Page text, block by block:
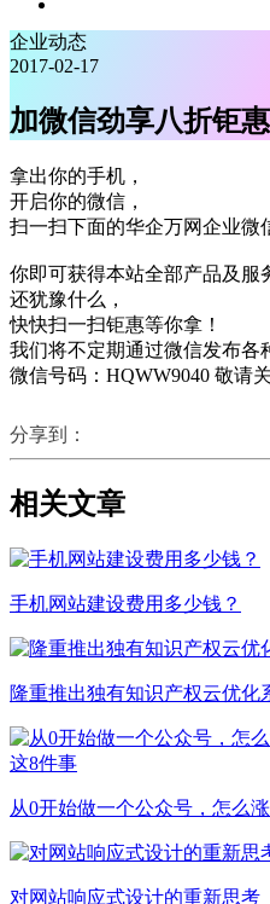
企业动态
2017-02-17
加微信劲享八折钜
拿出你的手机，
开启你的微信，
扫一扫下面的华企万网企业微
你即可获得本站全部产品及服
还犹豫什么，
快快扫一扫钜惠等你拿！
我们将不定期通过微信发布各
微信号码：HQWW9040 敬请关
分享到：
相关文章
手机网站建设费用多少钱？
隆重推出独有知识产权云优化
从0开始做一个公众号，怎么
对网站响应式设计的重新思考